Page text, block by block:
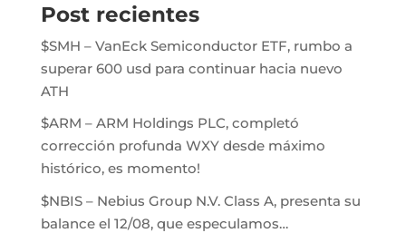
Post recientes
$SMH – VanEck Semiconductor ETF, rumbo a
superar 600 usd para continuar hacia nuevo
ATH
$ARM – ARM Holdings PLC, completó
corrección profunda WXY desde máximo
histórico, es momento!
$NBIS – Nebius Group N.V. Class A, presenta su
balance el 12/08, que especulamos…